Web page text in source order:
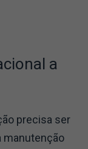
a
precisa ser
manutenção